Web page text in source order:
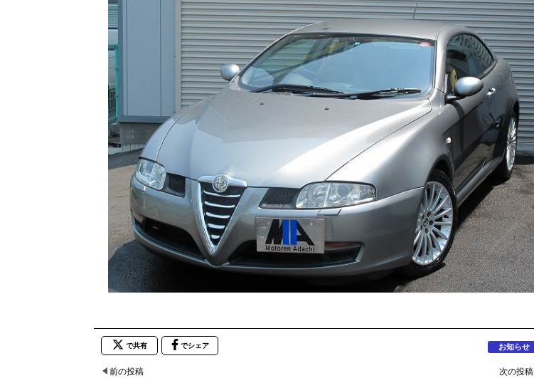
で共有 でシェア お知らせ
前の投稿 次の投稿